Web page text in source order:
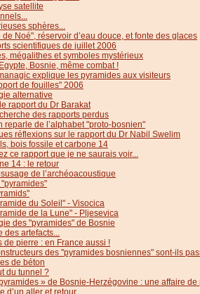
satellite
sphères...
de Noé", réservoir d’eau douce, et fonte des glaces
scientifiques de juillet 2006
mégalithes et symboles mystérieux
Bosnie, même combat !
explique les pyramides aux visiteurs
de fouilles" 2006
alternative
rapport du Dr Barakat
des rapports perdus
reparle de l’alphabet "proto-bosnien"
réflexions sur le rapport du Dr Nabil Swelim
bois fossile et carbone 14
ce rapport que je ne saurais voir...
14 : le retour
de l’archéoacoustique
du Soleil" - Visocica
de la Lune" - Pljesevica
des "pyramides" de Bosnie
des artefacts...
de pierre : en France aussi !
des "pyramides bosniennes" sont-ils
de béton
du tunnel ?
» de Bosnie-Herzégovine : une affaire
d’un aller et retour